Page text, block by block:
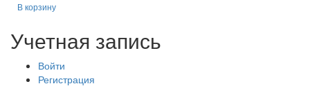
В корзину
Учетная запись
Войти
Регистрация